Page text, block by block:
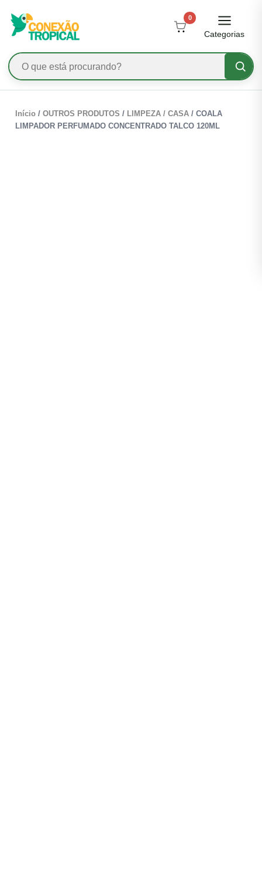
0
Categorias
Início / OUTROS PRODUTOS / LIMPEZA / CASA / COALA
LIMPADOR PERFUMADO CONCENTRADO TALCO 120ML